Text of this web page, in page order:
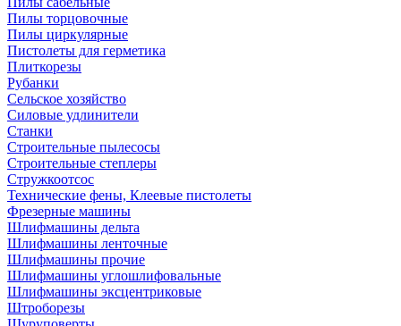
Пилы торцовочные
Пилы циркулярные
Пистолеты для герметика
Плиткорезы
Рубанки
Сельское хозяйство
Силовые удлинители
Станки
Строительные пылесосы
Строительные степлеры
Стружкоотсос
Технические фены, Клеевые пистолеты
Фрезерные машины
Шлифмашины дельта
Шлифмашины ленточные
Шлифмашины прочие
Шлифмашины углошлифовальные
Шлифмашины эксцентриковые
Штроборезы